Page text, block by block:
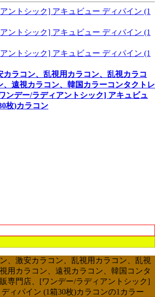
カラコン、乱視用カラコン、乱視カラコ
、遠視カラコン、韓国カラーコンタクトレ
ンデー/ラディアントシック] アキュビュ
枚)カラコン
、激安カラコン、乱視用カラコン、乱視
用カラコン、遠視カラコン、韓国コンタ
専門店、[ワンデー/ラディアントシック]
ィパイン (1箱30枚)カラコンの1カラー